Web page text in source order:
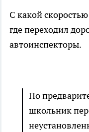
С какой
где переходил
автоинспекторы.
По
школьник